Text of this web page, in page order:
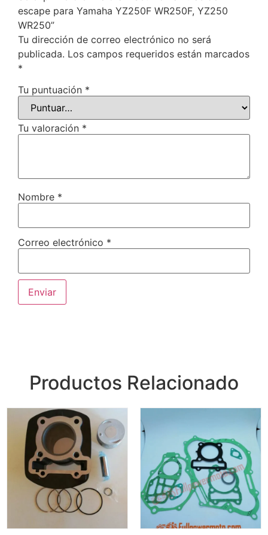
escape para Yamaha YZ250F WR250F, YZ250
WR250”
Tu dirección de correo electrónico no será
publicada. Los campos requeridos están marcados
*
Tu puntuación *
Tu valoración *
Nombre *
Correo electrónico *
Productos Relacionado